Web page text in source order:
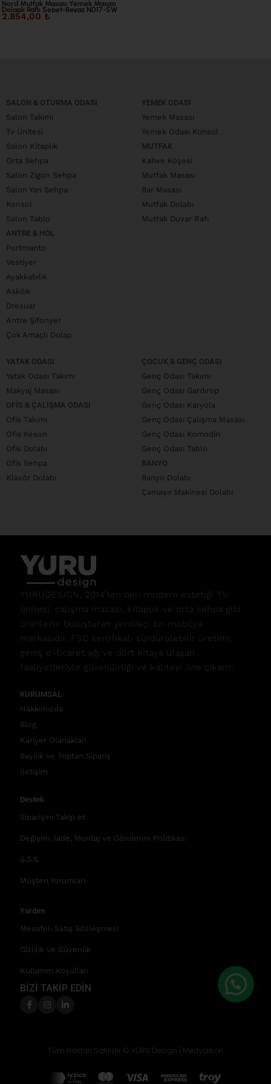
Nord Mutfak Masası Yemek Masası
Dolaplı Raflı Sepet-Beyaz ND17-SW
2.854,00 ₺
SALON & OTURMA ODASI
Salon Takımı
Tv Ünitesi
Salon Kitaplık
Orta Sehpa
Salon Zigon Sehpa
Salon Yan Sehpa
Konsol
Salon Tablo
ANTRE & HOL
Portmanto
Vestiyer
Ayakkabılık
Askılık
Dresuar
Antre Şifonyer
Çok Amaçlı Dolap
YEMEK ODASI
Yemek Masası
Yemek Odası Konsol
MUTFAK
Kahve Köşesi
Mutfak Masası
Bar Masası
Mutfak Dolabı
Mutfak Duvar Rafı
YATAK ODASI
Yatak Odası Takımı
Makyaj Masası
OFIS & ÇALIŞMA ODASI
Ofis Takımı
Ofis Keson
Ofis Dolabı
Ofis Sehpa
Klasör Dolabı
ÇOCUK & GENÇ ODASI
Genç Odası Takımı
Genç Odası Gardırop
Genç Odası Karyola
Genç Odası Çalışma Masası
Genç Odası Komodin
Genç Odası Tablo
BANYO
Banyo Dolabı
Çamaşır Makinesi Dolabı
YURUDESIGN, 2014’ten beri modern estetiği TV
ünitesi, çalışma masası, kitaplık ve orta sehpa gibi
ürünlerle buluşturan yenilikçi bir mobilya
markasıdır. FSC sertifikalı sürdürülebilir üretimi,
geniş e-ticaret ağı ve dört kıtaya ulaşan
faaliyetleriyle güvenilirliği ve kaliteyi öne çıkarır.
KURUMSAL
Hakkımızda
Blog
Kariyer Olanakları
Bayilik ve Toptan Sipariş
İletişim
Destek
Siparişini Takip et
Değişim, İade, Montaj ve Gönderim Politikası
S.S.S
Müşteri Yorumları
Yardım
Mesafeli Satış Sözleşmesi
Gizlilik ve Güvenlik
Kullanım Koşulları
BİZİ TAKİP EDİN
Tüm Hakları Saklıdır © YURU Design | Medyaikon